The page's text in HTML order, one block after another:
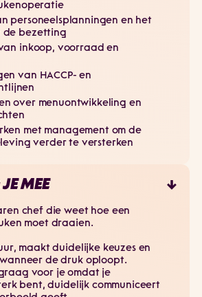
personeelsplanningen en het
de bezetting
inkoop, voorraad en
van HACCP- en
over menuontwikkeling en
met management om de
verder te versterken
MEE
chef die weet hoe een
moet draaien.
maakt duidelijke keuzes en
de druk oploopt.
voor je omdat je
bent, duidelijk communiceert